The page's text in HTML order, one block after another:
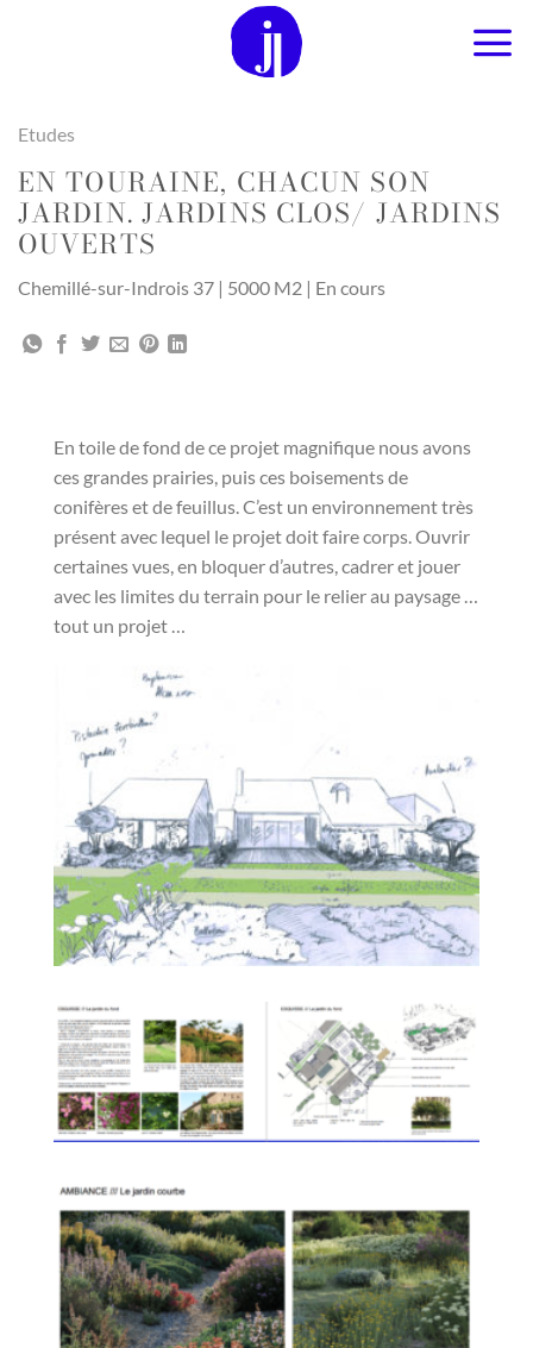
Etudes
EN TOURAINE, CHACUN SON
JARDIN. JARDINS CLOS/ JARDINS
OUVERTS
Chemillé-sur-Indrois 37 | 5000 M2 | En cours
En toile de fond de ce projet magnifique nous avons
ces grandes prairies, puis ces boisements de
conifères et de feuillus. C’est un environnement très
présent avec lequel le projet doit faire corps. Ouvrir
certaines vues, en bloquer d’autres, cadrer et jouer
avec les limites du terrain pour le relier au paysage …
tout un projet …